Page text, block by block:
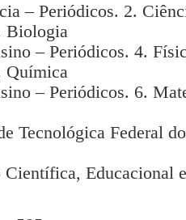
Periódicos. 2.
Biologia
– Periódicos. 4.
Química
– Periódicos. 6.
Tecnológica Federal
Científica, Educacional